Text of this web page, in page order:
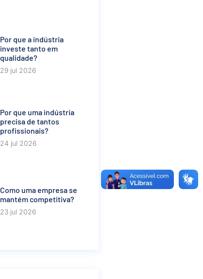
Por que a indústria
investe tanto em
qualidade?
29 jul 2026
Por que uma indústria
precisa de tantos
profissionais?
24 jul 2026
Como uma empresa se
mantém competitiva?
23 jul 2026